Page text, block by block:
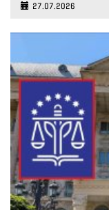
27.07.2026